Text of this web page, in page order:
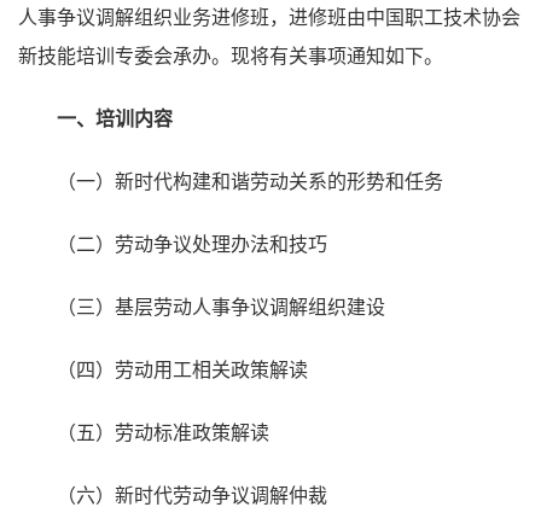
人事争议调解组织业务进修班，进修班由中国职工技术协会
新技能培训专委会承办。现将有关事项通知如下。
一、培训内容
（一）新时代构建和谐劳动关系的形势和任务
（二）劳动争议处理办法和技巧
（三）基层劳动人事争议调解组织建设
（四）劳动用工相关政策解读
（五）劳动标准政策解读
（六）新时代劳动争议调解仲裁